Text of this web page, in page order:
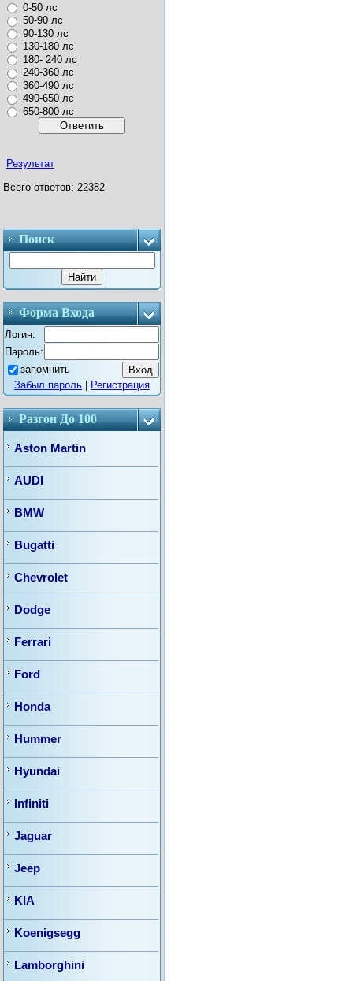
0-50 лс
50-90 лс
90-130 лс
130-180 лс
180- 240 лс
240-360 лс
360-490 лс
490-650 лс
650-800 лс
Результат
Всего ответов: 22382
Поиск
Форма Входа
Логин:
Пароль:
запомнить
Забыл пароль
Регистрация
Разгон До 100
Aston Martin
AUDI
BMW
Bugatti
Chevrolet
Dodge
Ferrari
Ford
Honda
Hummer
Hyundai
Infiniti
Jaguar
Jeep
KIA
Koenigsegg
Lamborghini